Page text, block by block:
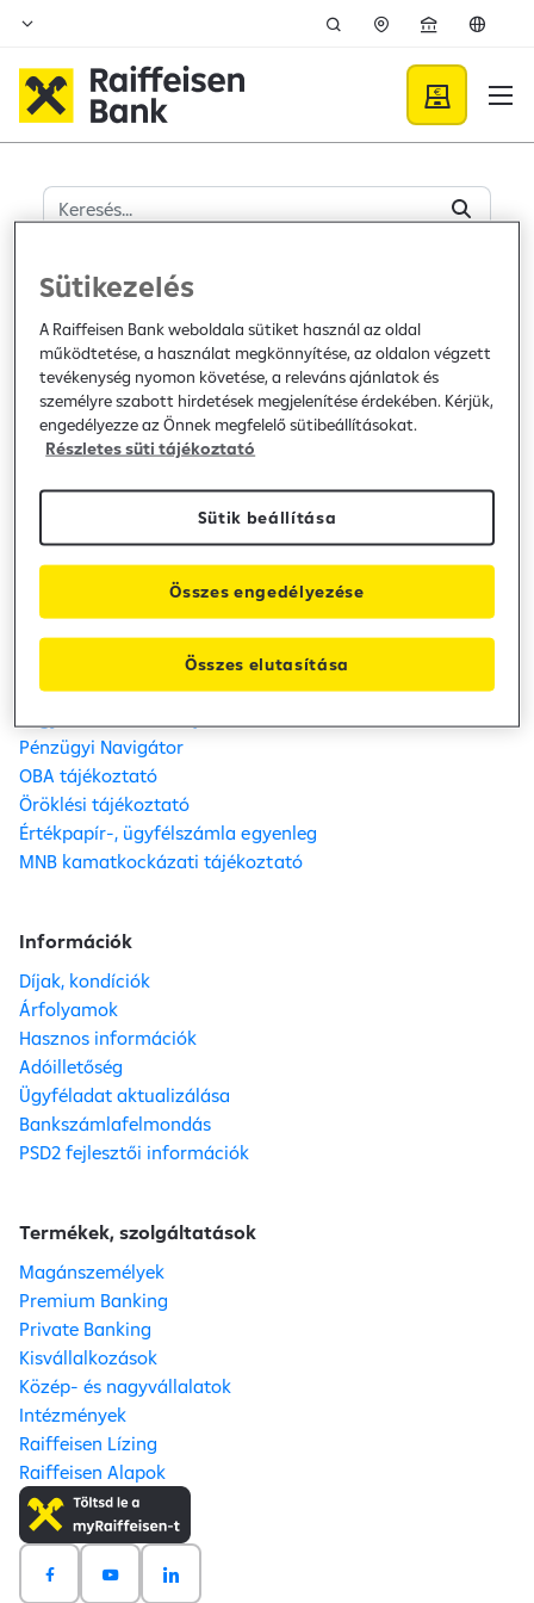
Ugrás a fő tartalomhoz
Raiffeisen Bank
Kapcsolat
Telefon: +36 80 488 588
Fiók- és ATM kereső
Karrier
Közzétételek
Sajtószoba
Befektetői kapcsolatok
Fogyasztóvédelem
Adatkezelés
Pénzügyi Navigátor
OBA tájékoztató
Öröklési tájékoztató
Értékpapír-, ügyfélszámla egyenleg
MNB kamatkockázati tájékoztató
Információk
Díjak, kondíciók
Árfolyamok
Hasznos információk
Adóilletőség
Ügyféladat aktualizálása
Bankszámlafelmondás
PSD2 fejlesztői információk
Termékek, szolgáltatások
Magánszemélyek
Premium Banking
Private Banking
Kisvállalkozások
Közép- és nagyvállalatok
Intézmények
Raiffeisen Lízing
Raiffeisen Alapok
Sütikezelés
A Raiffeisen Bank weboldala sütiket használ az oldal
működtetése, a használat megkönnyítése, az oldalon végzett
tevékenység nyomon követése, a releváns ajánlatok és
személyre szabott hirdetések megjelenítése érdekében. Kérjük,
engedélyezze az Önnek megfelelő sütibeállításokat.
Részletes süti tájékoztató
Sütik beállítása
Összes elutasítása
Összes engedélyezése